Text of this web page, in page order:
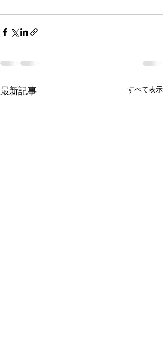
最新記事 すべて表示